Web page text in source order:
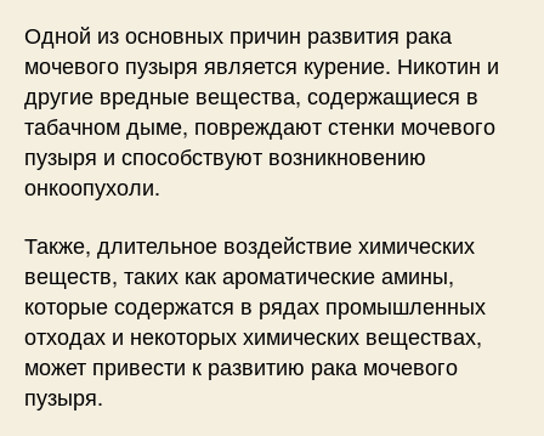
Одной из основных причин развития рака
мочевого пузыря является курение. Никотин и
другие вредные вещества, содержащиеся в
табачном дыме, повреждают стенки мочевого
пузыря и способствуют возникновению
онкоопухоли.
Также, длительное воздействие химических
веществ, таких как ароматические амины,
которые содержатся в рядах промышленных
отходах и некоторых химических веществах,
может привести к развитию рака мочевого
пузыря.